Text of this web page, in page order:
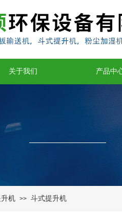
关于我们 产品中
机 >> 斗式提升机